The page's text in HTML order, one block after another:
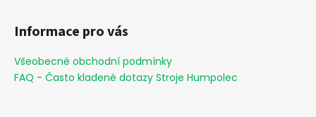
Informace pro vás
Všeobecné obchodní podmínky
FAQ - Často kladené dotazy Stroje Humpolec